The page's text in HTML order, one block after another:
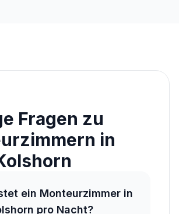
Fragen zu
in
ein Monteurzimmer in
pro Nacht?